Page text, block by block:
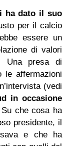
ha dato il suo
per il calcio
essere un
di valori
Una presa di
le affermazioni
(vedi
in occasione
che cosa ha
presidente, il
e che ha